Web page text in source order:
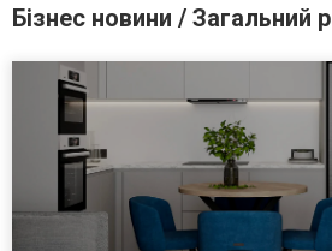
Бізнес новини / Загальний